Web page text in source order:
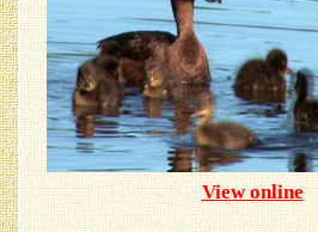
View online